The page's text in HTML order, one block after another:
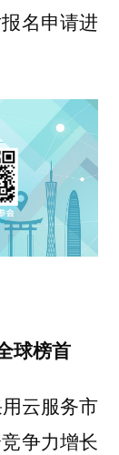
名申请进
球榜首
云服务市
争力增长